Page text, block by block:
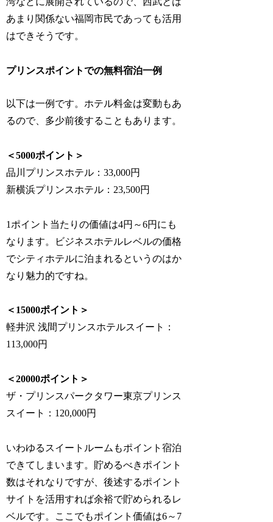
あまり関係ない福岡市民であっても活用
はできそうです。
プリンスポイントでの無料宿泊一例
以下は一例です。ホテル料金は変動もあ
るので、多少前後することもあります。
＜5000ポイント＞
品川プリンスホテル：33,000円
新横浜プリンスホテル：23,500円
1ポイント当たりの価値は4円～6円にも
なります。ビジネスホテルレベルの価格
でシティホテルに泊まれるというのはか
なり魅力的ですね。
＜15000ポイント＞
軽井沢 浅間プリンスホテルスイート：
113,000円
＜20000ポイント＞
ザ・プリンスパークタワー東京プリンス
スイート：120,000円
いわゆるスイートルームもポイント宿泊
できてしまいます。貯めるべきポイント
数はそれなりですが、後述するポイント
サイトを活用すれば余裕で貯められるレ
ベルです。ここでもポイント価値は6～7